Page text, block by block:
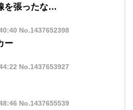
を張ったな…
No.1437652398
ー
No.1437653927
No.1437655539